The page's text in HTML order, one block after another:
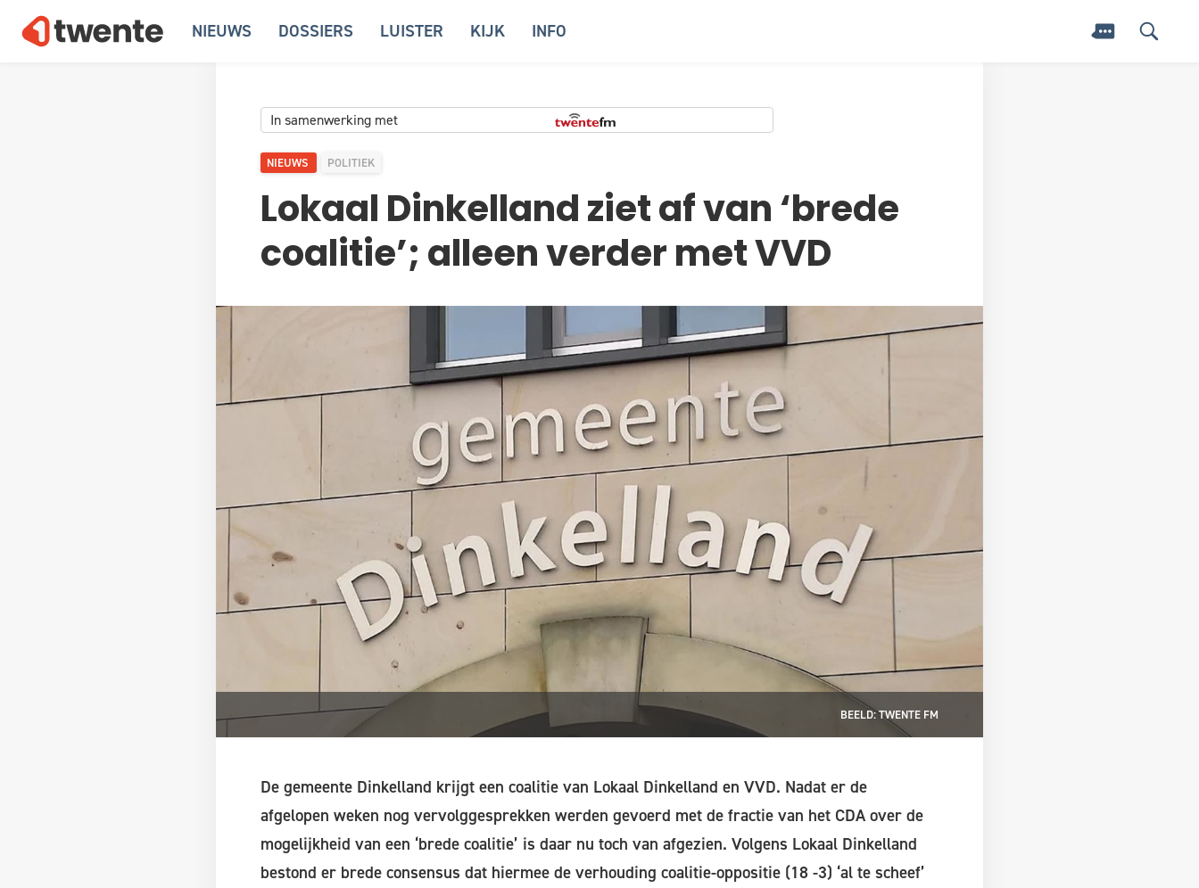
NIEUWS DOSSIERS LUISTER KIJK INFO
In samenwerking met
NIEUWS POLITIEK
Lokaal Dinkelland ziet af van ‘brede
coalitie’; alleen verder met VVD
BEELD: TWENTE FM
De gemeente Dinkelland krijgt een coalitie van Lokaal Dinkelland en VVD. Nadat er de
afgelopen weken nog vervolggesprekken werden gevoerd met de fractie van het CDA over de
mogelijkheid van een ‘brede coalitie’ is daar nu toch van afgezien. Volgens Lokaal Dinkelland
bestond er brede consensus dat hiermee de verhouding coalitie-oppositie (18 -3) ‘al te scheef’